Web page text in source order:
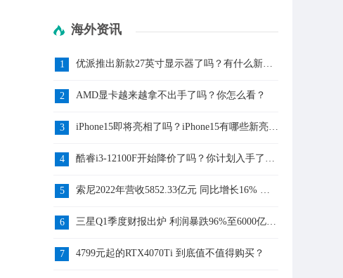
海外资讯
1
优派推出新款27英寸显示器了吗？有什么新亮
2
AMD显卡越来越拿不出手了吗？你怎么看？
3
iPhone15即将亮相了吗？iPhone15有哪些新亮点
4
酷睿i3-12100F开始降价了吗？你计划入手了
5
索尼2022年营收5852.33亿元 同比增长16% 你
6
三星Q1季度财报出炉 利润暴跌96%至6000亿韩
7
4799元起的RTX4070Ti 到底值不值得购买？